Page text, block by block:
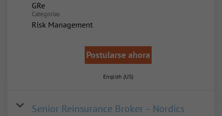
GRe
Categorías
Risk Management
Postularse ahora
English (US)
Senior Reinsurance Broker – Nordics